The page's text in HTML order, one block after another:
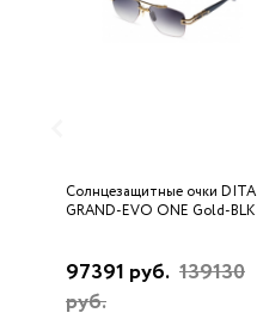
Солнцезащитные очки DITA
GRAND-EVO ONE Gold-BLK
97391 руб. 139130
руб.